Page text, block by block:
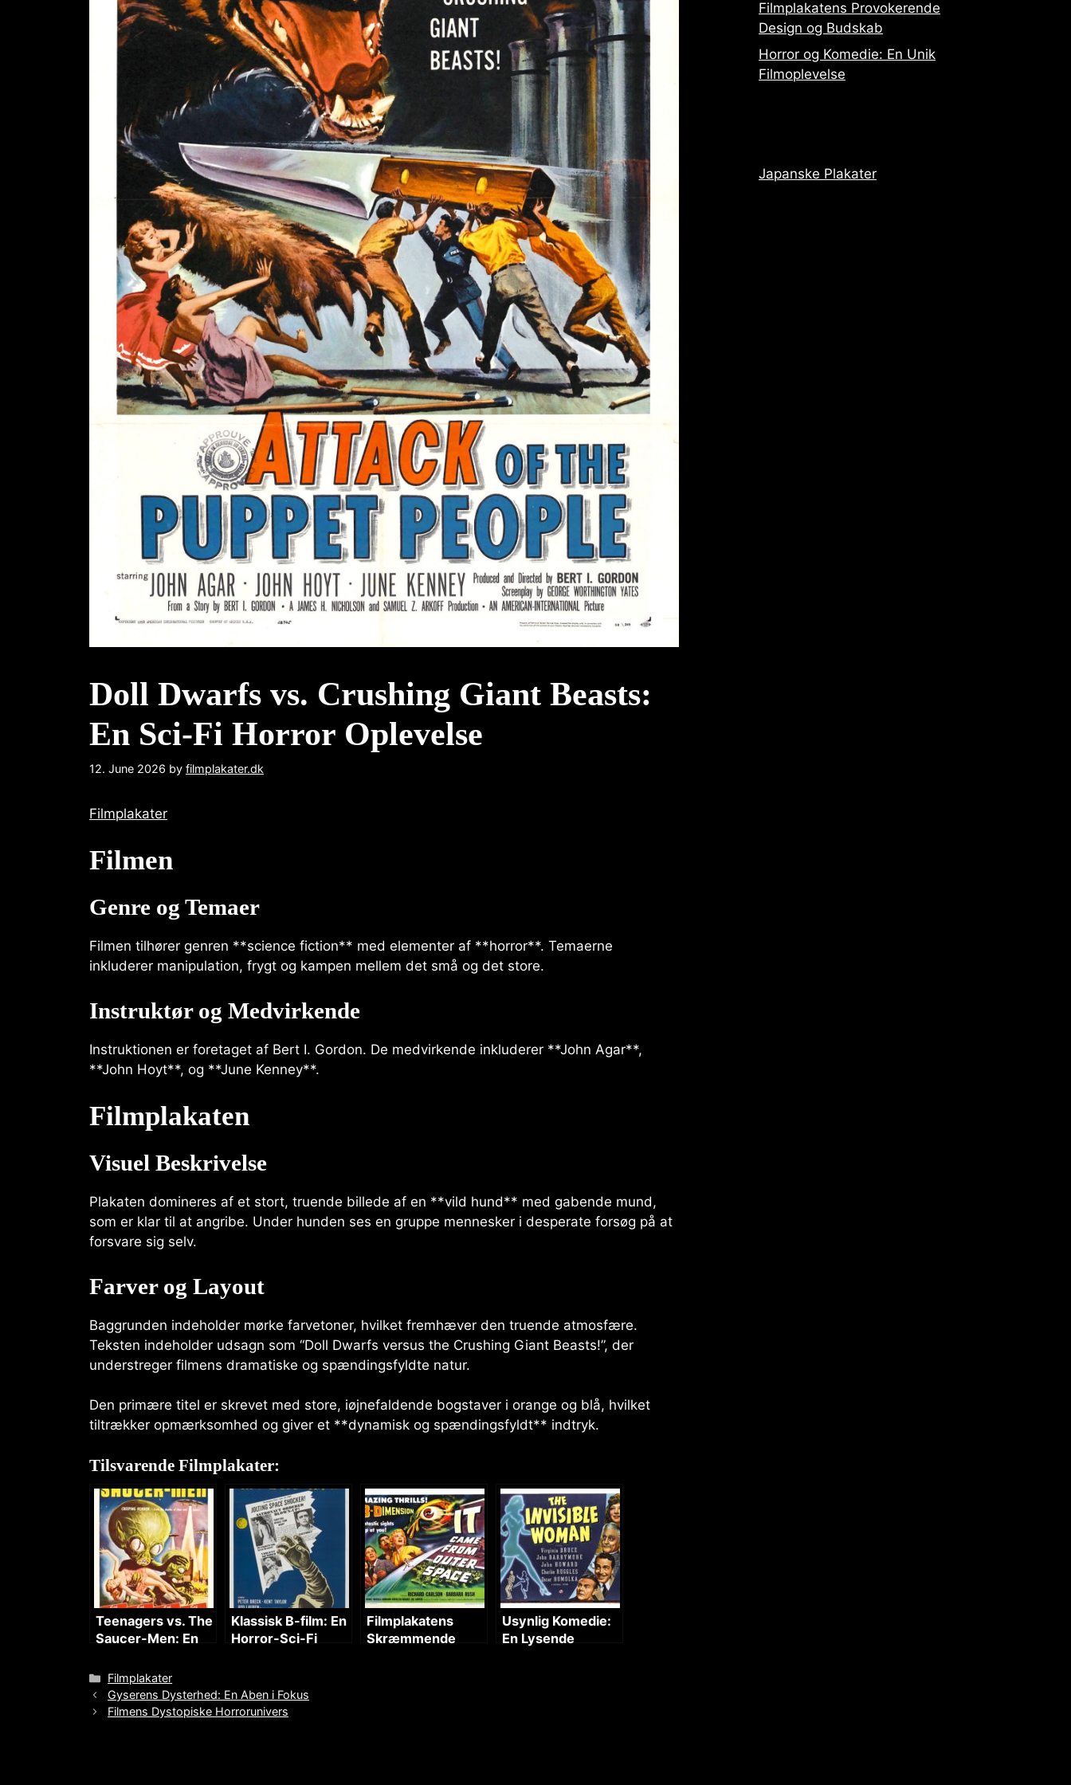
Doll Dwarfs vs. Crushing Giant Beasts:
En Sci-Fi Horror Oplevelse
12. June 2026 by filmplakater.dk
Filmplakater
Filmen
Genre og Temaer
Filmen tilhører genren **science fiction** med elementer af **horror**. Temaerne
inkluderer manipulation, frygt og kampen mellem det små og det store.
Instruktør og Medvirkende
Instruktionen er foretaget af Bert I. Gordon. De medvirkende inkluderer **John Agar**,
**John Hoyt**, og **June Kenney**.
Filmplakaten
Visuel Beskrivelse
Plakaten domineres af et stort, truende billede af en **vild hund** med gabende mund,
som er klar til at angribe. Under hunden ses en gruppe mennesker i desperate forsøg på at
forsvare sig selv.
Farver og Layout
Baggrunden indeholder mørke farvetoner, hvilket fremhæver den truende atmosfære.
Teksten indeholder udsagn som “Doll Dwarfs versus the Crushing Giant Beasts!”, der
understreger filmens dramatiske og spændingsfyldte natur.
Den primære titel er skrevet med store, iøjnefaldende bogstaver i orange og blå, hvilket
tiltrækker opmærksomhed og giver et **dynamisk og spændingsfyldt** indtryk.
Tilsvarende Filmplakater:
Teenagers vs. The
Saucer-Men: En
Oplevelse
Klassisk B-film: En
Horror-Sci-Fi
Filmplakatens
Skræmmende
Usynlig Komedie:
En Lysende
Categories
Filmplakater
Gyserens Dysterhed: En Aben i Fokus
Filmens Dystopiske Horrorunivers
Filmplakatens Provokerende
Design og Budskab
Horror og Komedie: En Unik
Filmoplevelse
Japanske Plakater